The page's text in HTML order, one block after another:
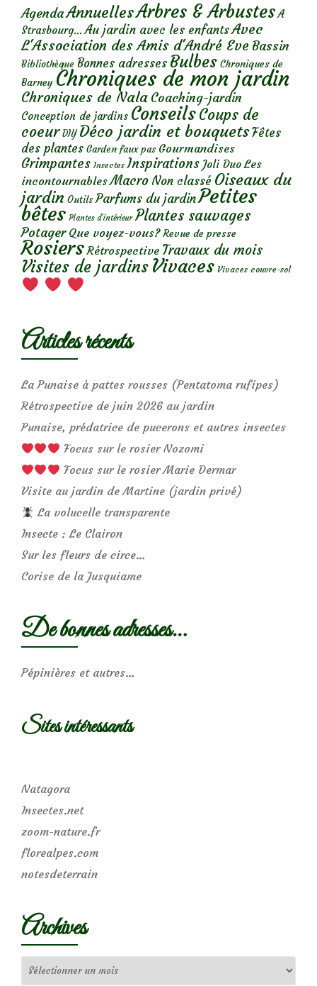
AgendaAnnuellesArbres & Arbustes A
Strasbourg... Au jardin avec les enfantsAvec
L'Association des Amis d'André Eve Bassin
Bibliothèque Bonnes adresses Bulbes Chroniques de
Barney Chroniques de mon jardin
Chroniques de Nala Coaching-jardin
Conception de jardins ConseilsCoups de
coeur DIY Déco jardin et bouquetsFêtes
des plantes Garden faux pas Gourmandises
Grimpantes Insectes Inspirations Joli Duo Les
incontournables Macro Non classé Oiseaux du
jardin Outils Parfums du jardinPetites
bêtes Plantes d’intérieur Plantes sauvages
Potager Que voyez-vous? Revue de presse
Rosiers Rétrospective Travaux du mois
Visites de jardins Vivaces Vivaces couvre-sol
Articles récents
La Punaise à pattes rousses (Pentatoma rufipes)
Rétrospective de juin 2026 au jardin
Punaise, prédatrice de pucerons et autres insectes
Focus sur le rosier Nozomi
Focus sur le rosier Marie Dermar
Visite au jardin de Martine (jardin privé)
La volucelle transparente
Insecte : Le Clairon
Sur les fleurs de circe…
Corise de la Jusquiame
De bonnes adresses…
Pépinières et autres…
Sites intéressants
Natagora
Insectes.net
zoom-nature.fr
florealpes.com
notesdeterrain
Archives